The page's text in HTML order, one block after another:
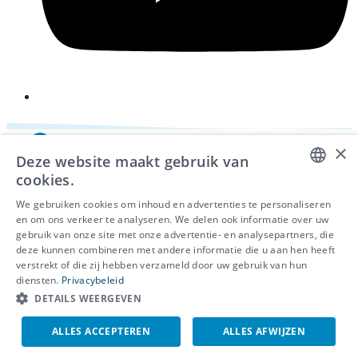
© 2026 - IDEWE
Privacy
Cookiebeleid
Klokkenluidersmelding
DUTCH
FRENCH
×
Deze website maakt gebruik van
cookies.
We gebruiken cookies om inhoud en advertenties te personaliseren
en om ons verkeer te analyseren. We delen ook informatie over uw
gebruik van onze site met onze advertentie- en analysepartners, die
deze kunnen combineren met andere informatie die u aan hen heeft
verstrekt of die zij hebben verzameld door uw gebruik van hun
diensten. Privacybeleid
DETAILS WEERGEVEN
ALLES ACCEPTEREN ALLES AFWIJZEN